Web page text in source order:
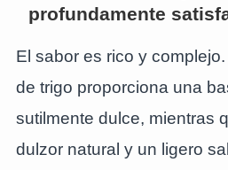
profundamente
El sabor es rico y
de trigo proporciona una
sutilmente dulce, mientras
dulzor natural y un ligero